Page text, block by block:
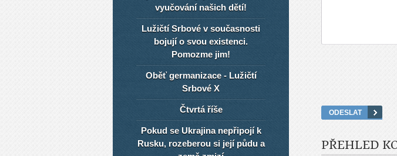
PŘEHLED
vyučování našich dětí!
Lužičtí Srbové v současnosti
bojují o svou existenci.
Pomozme jim!
Oběť germanizace - Lužičtí
Srbové X
Čtvrtá říše
Pokud se Ukrajina nepřipojí k
Rusku, rozeberou si její půdu a